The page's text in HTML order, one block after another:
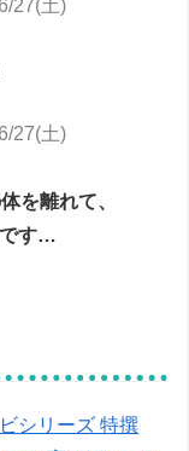
27(土)
27(土)
を離れて、
です…
シリーズ 特撰